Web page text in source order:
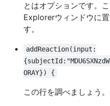
とはオプションです。
Explorerウィンドウに
す。
addReaction(input:
ORAY}) {
この行を調べましょう。